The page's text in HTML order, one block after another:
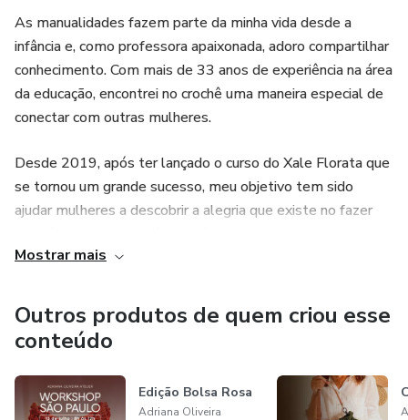
As manualidades fazem parte da minha vida desde a
infância e, como professora apaixonada, adoro compartilhar
conhecimento. Com mais de 33 anos de experiência na área
da educação, encontrei no crochê uma maneira especial de
conectar com outras mulheres.
Desde 2019, após ter lançado o curso do Xale Florata que
se tornou um grande sucesso, meu objetivo tem sido
ajudar mulheres a descobrir a alegria que existe no fazer
lindas e únicas, aproveitando cada momento de forma
De lá para cá, já ensinei mais de 1.500 mulheres a
desenvolver suas habilidades, e tenho orgulho de ver as
peças feitas por elas sendo espalhadas pelo mundo, cheias
de talento e beleza.
Mostrar mais
Outros produtos de quem criou esse
conteúdo
Edição Bolsa Rosa
Adriana Oliveira